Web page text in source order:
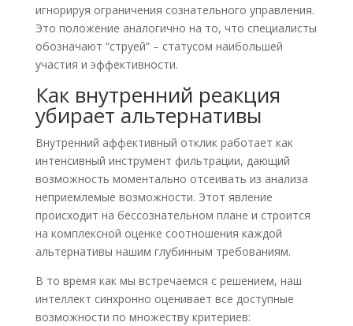
игнорируя ограничения сознательного управления.
Это положение аналогично на то, что специалисты
обозначают “струей” – статусом наибольшей
участия и эффективности.
Как внутренний реакция
убирает альтернативы
Внутренний аффективный отклик работает как
интенсивный инструмент фильтрации, дающий
возможность моментально отсеивать из анализа
неприемлемые возможности. Этот явление
происходит на бессознательном плане и строится
на комплексной оценке соотношения каждой
альтернативы нашим глубинным требованиям.
В то время как мы встречаемся с решением, наш
интеллект синхронно оценивает все доступные
возможности по множеству критериев: